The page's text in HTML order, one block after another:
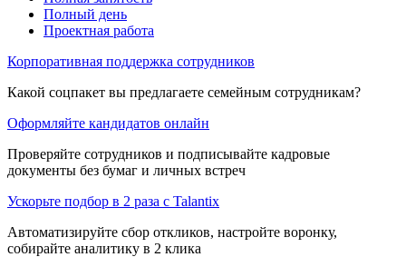
Полный день
Проектная работа
Корпоративная поддержка сотрудников
Какой соцпакет вы предлагаете семейным сотрудникам?
Оформляйте кандидатов онлайн
Проверяйте сотрудников и подписывайте кадровые
документы без бумаг и личных встреч
Ускорьте подбор в 2 раза с Talantix
Автоматизируйте сбор откликов, настройте воронку,
собирайте аналитику в 2 клика